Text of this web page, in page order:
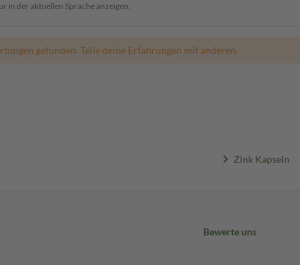
in der aktuellen Sprache anzeigen.
gefunden. Teile deine Erfahrungen mit anderen.
Zink Kapseln
Bewerte uns